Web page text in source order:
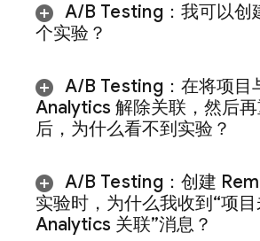
A/B Testing：我可以创
个实验？
A/B Testing：在将项目
Analytics 解除关联，然后
后，为什么看不到实验？
A/B Testing：创建
实验时，为什么我收到“项
Analytics 关联”消息？